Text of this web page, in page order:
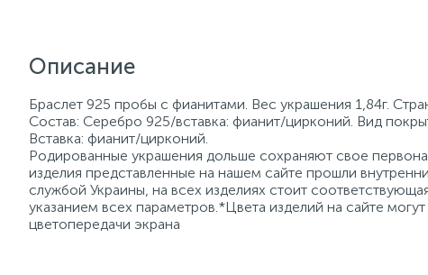
Описание
Браслет 925 пробы с фианитами. Вес украшения 1,84г.
Состав: Серебро 925/вставка: фианит/цирконий. Вид
Вставка: фианит/цирконий.
Родированные украшения дольше сохраняют свое
изделия представленные на нашем сайте прошли
службой Украины, на всех изделиях стоит
указанием всех параметров.*Цвета изделий на сайте
цветопередачи экрана